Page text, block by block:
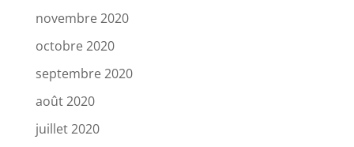
novembre 2020
octobre 2020
septembre 2020
août 2020
juillet 2020